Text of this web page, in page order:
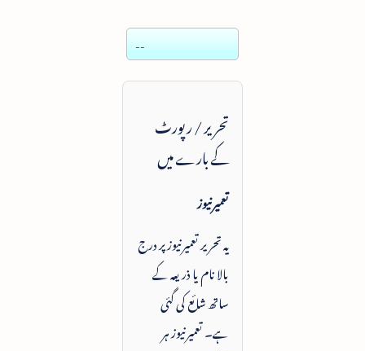
--
تحریر / رپورٹ
کے بارے میں
تعمیرنیوز
یہ تحریر تعمیرنیوز پر درج
بالا نام یا ذریعہ کے
ساتھ شائع کی گئی
ہے۔ تعمیرنیوز ہر